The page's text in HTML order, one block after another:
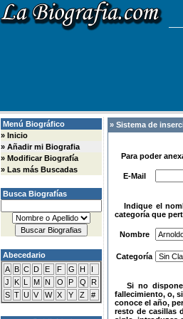
Menú Biográfico
» Inicio
» Añadir mi Biografia
» Modificar Biografía
» Las más Buscadas
Busca Biografías
Abecedario
A B C D E F G H
I
J
K L M N O P Q
R
S T U V W X Y Z #
» Sistema de
Para poder
E-Mail
Indique el
categoría que
Nombre
Categoría
Si no dispone
fallecimiento, o,
conoce el año,
resto de casillas